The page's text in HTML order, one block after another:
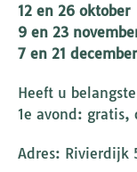
12 en 26 oktober
9 en 23
7 en 21 december
Heeft u
1e avond: gratis,
Adres: Rivierdijk